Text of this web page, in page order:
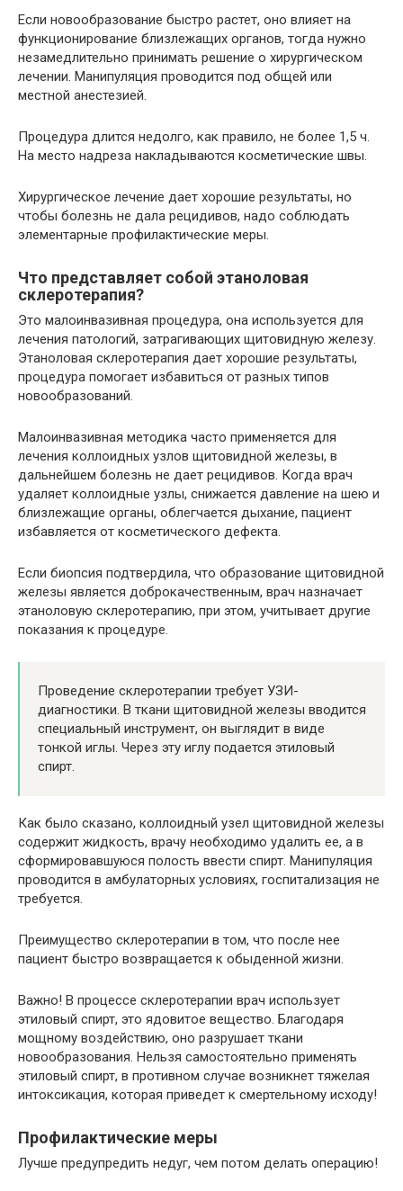
Если новообразование быстро растет, оно влияет на
функционирование близлежащих органов, тогда нужно
незамедлительно принимать решение о хирургическом
лечении. Манипуляция проводится под общей или
местной анестезией.
Процедура длится недолго, как правило, не более 1,5 ч.
На место надреза накладываются косметические швы.
Хирургическое лечение дает хорошие результаты, но
чтобы болезнь не дала рецидивов, надо соблюдать
элементарные профилактические меры.
Что представляет собой этаноловая
склеротерапия?
Это малоинвазивная процедура, она используется для
лечения патологий, затрагивающих щитовидную железу.
Этаноловая склеротерапия дает хорошие результаты,
процедура помогает избавиться от разных типов
новообразований.
Малоинвазивная методика часто применяется для
лечения коллоидных узлов щитовидной железы, в
дальнейшем болезнь не дает рецидивов. Когда врач
удаляет коллоидные узлы, снижается давление на шею и
близлежащие органы, облегчается дыхание, пациент
избавляется от косметического дефекта.
Если биопсия подтвердила, что образование щитовидной
железы является доброкачественным, врач назначает
этаноловую склеротерапию, при этом, учитывает другие
показания к процедуре.
Проведение склеротерапии требует УЗИ-
диагностики. В ткани щитовидной железы вводится
специальный инструмент, он выглядит в виде
тонкой иглы. Через эту иглу подается этиловый
спирт.
Как было сказано, коллоидный узел щитовидной железы
содержит жидкость, врачу необходимо удалить ее, а в
сформировавшуюся полость ввести спирт. Манипуляция
проводится в амбулаторных условиях, госпитализация не
требуется.
Преимущество склеротерапии в том, что после нее
пациент быстро возвращается к обыденной жизни.
Важно! В процессе склеротерапии врач использует
этиловый спирт, это ядовитое вещество. Благодаря
мощному воздействию, оно разрушает ткани
новообразования. Нельзя самостоятельно применять
этиловый спирт, в противном случае возникнет тяжелая
интоксикация, которая приведет к смертельному исходу!
Профилактические меры
Лучше предупредить недуг, чем потом делать операцию!